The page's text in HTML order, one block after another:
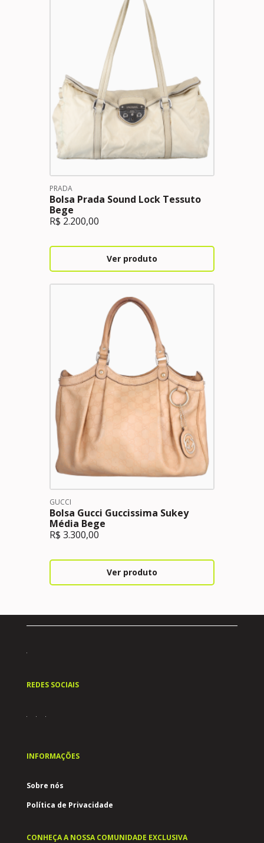
PRADA
Bolsa Prada Sound Lock Tessuto
Bege
R$ 2.200,00
Ver produto
GUCCI
Bolsa Gucci Guccissima Sukey
Média Bege
R$ 3.300,00
Ver produto
REDES SOCIAIS
INFORMAÇÕES
Sobre nós
Política de Privacidade